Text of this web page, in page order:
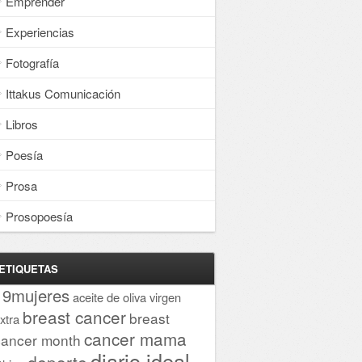
Experiencias
Fotografía
Ittakus Comunicación
Libros
Poesía
Prosa
Prosopoesía
aceite de oliva virgen
breast cancer breast
month cancer mama